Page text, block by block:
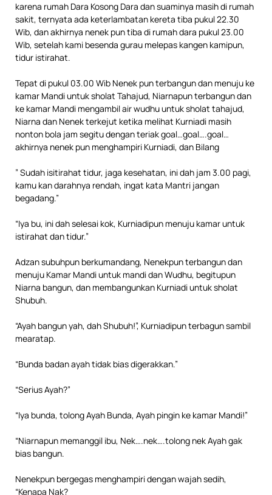
karena rumah Dara Kosong Dara dan suaminya masih di rumah
sakit, ternyata ada keterlambatan kereta tiba pukul 22.30
Wib, dan akhirnya nenek pun tiba di rumah dara pukul 23.00
Wib, setelah kami besenda gurau melepas kangen kamipun,
tidur istirahat.
Tepat di pukul 03.00 Wib Nenek pun terbangun dan menuju ke
kamar Mandi untuk sholat Tahajud, Niarnapun terbangun dan
ke kamar Mandi mengambil air wudhu untuk sholat tahajud,
Niarna dan Nenek terkejut ketika melihat Kurniadi masih
nonton bola jam segitu dengan teriak goal…goal….goal…
akhirnya nenek pun menghampiri Kurniadi, dan Bilang
” Sudah isitirahat tidur, jaga kesehatan, ini dah jam 3.00 pagi,
kamu kan darahnya rendah, ingat kata Mantri jangan
begadang.”
“Iya bu, ini dah selesai kok, Kurniadipun menuju kamar untuk
istirahat dan tidur.”
Adzan subuhpun berkumandang, Nenekpun terbangun dan
menuju Kamar Mandi untuk mandi dan Wudhu, begitupun
Niarna bangun, dan membangunkan Kurniadi untuk sholat
Shubuh.
“Ayah bangun yah, dah Shubuh!”, Kurniadipun terbagun sambil
mearatap.
“Bunda badan ayah tidak bias digerakkan.”
“Serius Ayah?”
“Iya bunda, tolong Ayah Bunda, Ayah pingin ke kamar Mandi!”
“Niarnapun memanggil ibu, Nek….nek….tolong nek Ayah gak
bias bangun.
Nenekpun bergegas menghampiri dengan wajah sedih,
“Kenapa Nak?